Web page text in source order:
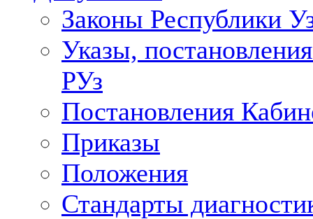
Законы Республики
Указы,
РУз
Постановления
Приказы
Положения
Стандарты